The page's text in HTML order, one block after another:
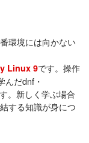
環境には向かない
Linux 9です。操作
んだdnf・
。新しく学ぶ場合
する知識が身につ